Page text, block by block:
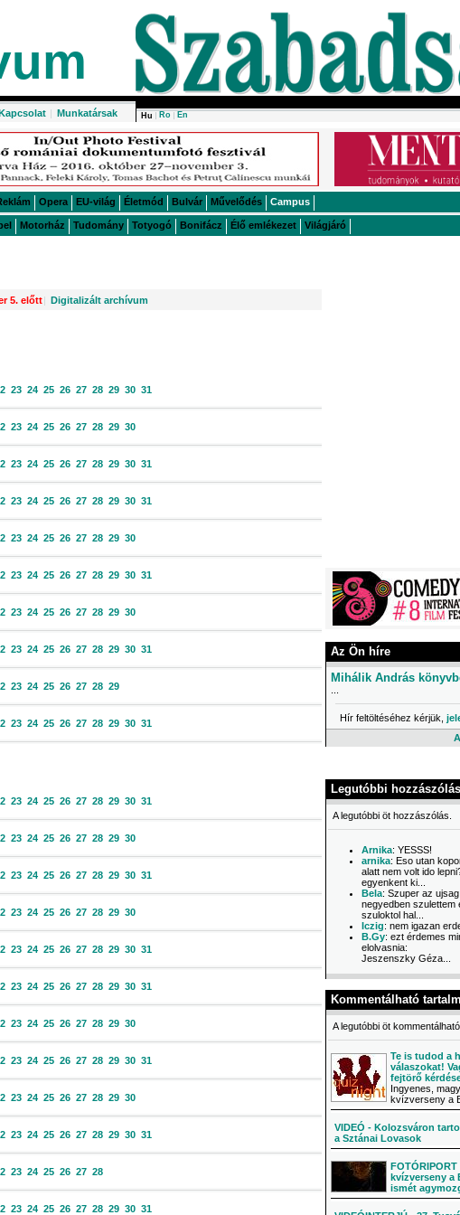
| Munkatársak Hu Ro En
Opera EU-világ Életmód Bulvár Művelődés Campus
Motorház Tudomány Totyogó Bonifácz Élő emlékezet Világjáró
5. előtt| Digitalizált archívum
23 24 25 26 27 28 29 30 31
23 24 25 26 27 28 29 30
23 24 25 26 27 28 29 30 31
23 24 25 26 27 28 29 30 31
23 24 25 26 27 28 29 30
23 24 25 26 27 28 29 30 31
23 24 25 26 27 28 29 30
23 24 25 26 27 28 29 30 31
23 24 25 26 27 28 29
23 24 25 26 27 28 29 30 31
23 24 25 26 27 28 29 30 31
23 24 25 26 27 28 29 30
23 24 25 26 27 28 29 30 31
23 24 25 26 27 28 29 30
23 24 25 26 27 28 29 30 31
23 24 25 26 27 28 29 30 31
23 24 25 26 27 28 29 30
23 24 25 26 27 28 29 30 31
23 24 25 26 27 28 29 30
23 24 25 26 27 28 29 30 31
23 24 25 26 27 28
23 24 25 26 27 28 29 30 31
Az Ön híre
Mihálik András
Hír feltöltéséhez kérjük,
Legutóbbi
A legutóbbi öt hozzászólás.
Arnika: YESSS!
arnika: Eso utan
alatt nem volt ido
egyenkent ki...
Bela: Szuper az
negyedben szulettem
szuloktol hal...
Iczig: nem igazan
B.Gy: ezt érdemes
elolvasnia:
Jeszenszky Géza...
Kommentálható
A legutóbbi öt
Te is tudod a
válaszokat!
fejtörő
Ingyenes,
kvízverseny a
VIDEÓ - Kolozsváron
a Sztánai Lovasok
kvízverseny a
ismét